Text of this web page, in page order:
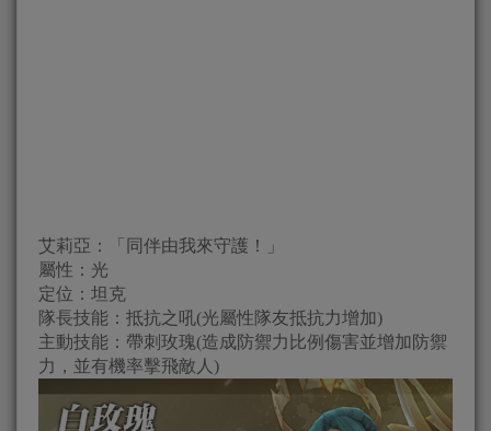
艾莉亞：「同伴由我來守護！」
屬性：光
定位：坦克
隊長技能：抵抗之吼(光屬性隊友抵抗力增加)
主動技能：帶刺玫瑰(造成防禦力比例傷害並增加防禦
力，並有機率擊飛敵人)